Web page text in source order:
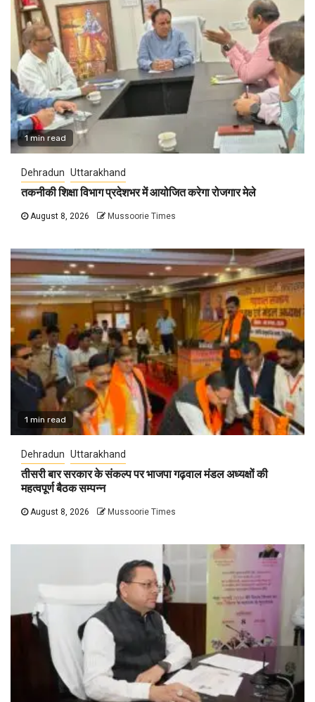
1 min read
Dehradun Uttarakhand
तकनीकी शिक्षा विभाग प्रदेशभर में आयोजित करेगा रोजगार मेले
August 8, 2026 Mussoorie Times
1 min read
Dehradun Uttarakhand
तीसरी बार सरकार के संकल्प पर भाजपा गढ़वाल मंडल अध्यक्षों की
महत्वपूर्ण बैठक सम्पन्न
August 8, 2026 Mussoorie Times